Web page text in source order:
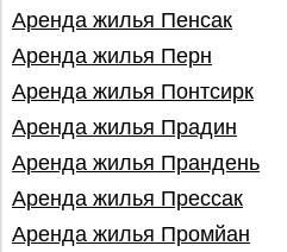
Аренда жилья Пенсак
Аренда жилья Перн
Аренда жилья Понтсирк
Аренда жилья Прадин
Аренда жилья Прандень
Аренда жилья Прессак
Аренда жилья Промйан